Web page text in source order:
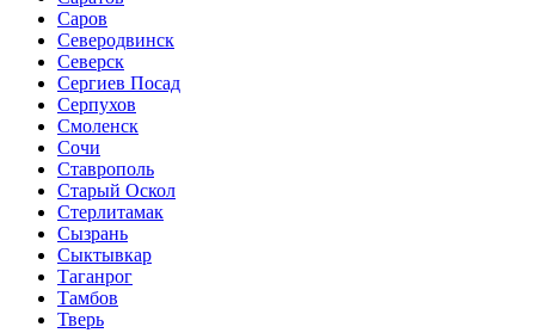
Саров
Северодвинск
Северск
Сергиев Посад
Серпухов
Смоленск
Сочи
Ставрополь
Старый Оскол
Стерлитамак
Сызрань
Сыктывкар
Таганрог
Тамбов
Тверь